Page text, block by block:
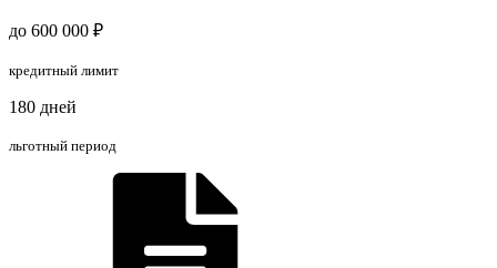
до 600 000 ₽
кредитный лимит
180 дней
льготный период